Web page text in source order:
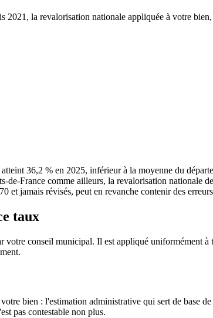
la revalorisation nationale appliquée à votre
36,2 % en 2025, inférieur à la moyenne du
de-France comme ailleurs, la revalorisation nationale
et jamais révisés, peut en revanche contenir des
taux
votre conseil municipal. Il est appliqué uniformément à
bien : l'estimation administrative qui sert de base
pas contestable non plus.